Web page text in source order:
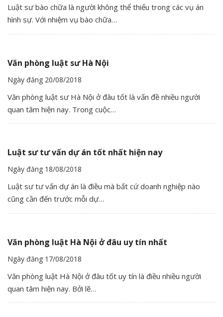
Luật sư bào chữa là người không thể thiếu trong các vụ án
hình sự. Với nhiệm vụ bào chữa…
Văn phòng luật sư Hà Nội
Ngày đăng 20/08/2018
Văn phòng luật sư Hà Nội ở đâu tốt là vấn đề nhiều người
quan tâm hiện nay. Trong cuộc…
Luật sư tư vấn dự án tốt nhất hiện nay
Ngày đăng 18/08/2018
Luật sư tư vấn dự án là điều mà bất cứ doanh nghiệp nào
cũng cần đến trước mỗi dự…
Văn phòng luật Hà Nội ở đâu uy tín nhất
Ngày đăng 17/08/2018
Văn phòng luật Hà Nội ở đâu tốt uy tín là điều nhiều người
quan tâm hiện nay. Bởi lẽ…